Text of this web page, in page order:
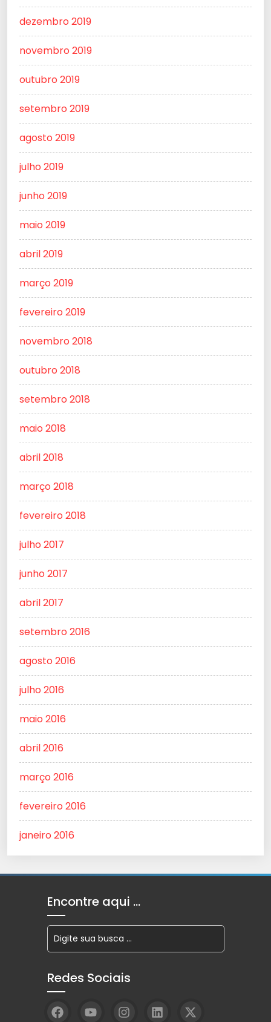
dezembro 2019
novembro 2019
outubro 2019
setembro 2019
agosto 2019
julho 2019
junho 2019
maio 2019
abril 2019
março 2019
fevereiro 2019
novembro 2018
outubro 2018
setembro 2018
maio 2018
abril 2018
março 2018
fevereiro 2018
julho 2017
junho 2017
abril 2017
setembro 2016
agosto 2016
julho 2016
maio 2016
abril 2016
março 2016
fevereiro 2016
janeiro 2016
Encontre aqui …
Redes Sociais